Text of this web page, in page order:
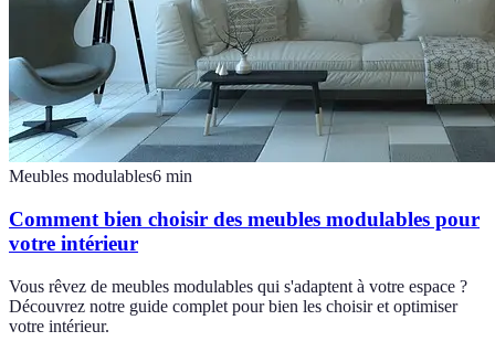
Meubles modulables6 min
Comment bien choisir des meubles modulables pour
votre intérieur
Vous rêvez de meubles modulables qui s'adaptent à votre espace ?
Découvrez notre guide complet pour bien les choisir et optimiser
votre intérieur.